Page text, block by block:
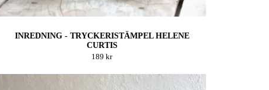
INREDNING - TRYCKERISTÄMPEL HELENE
CURTIS
189 kr